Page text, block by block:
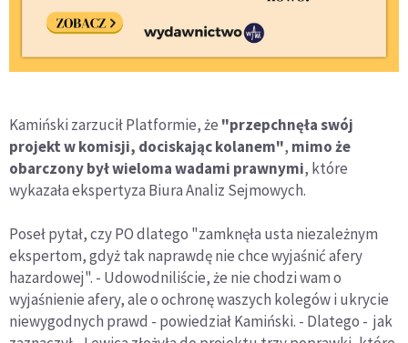
Kamiński zarzucił Platformie, że "przepchnęła swój
projekt w komisji, dociskając kolanem", mimo że
obarczony był wieloma wadami prawnymi, które
wykazała ekspertyza Biura Analiz Sejmowych.
Poseł pytał, czy PO dlatego "zamknęła usta niezależnym
ekspertom, gdyż tak naprawdę nie chce wyjaśnić afery
hazardowej". - Udowodniliście, że nie chodzi wam o
wyjaśnienie afery, ale o ochronę waszych kolegów i ukrycie
niewygodnych prawd - powiedział Kamiński. - Dlatego - jak